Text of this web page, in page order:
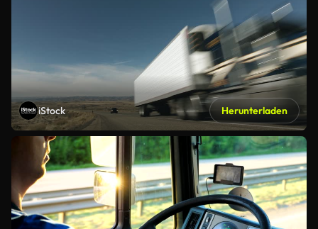
iStock Herunterladen